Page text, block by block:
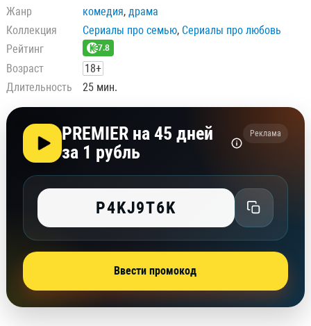
Жанр
комедия, драма
Коллекция
Сериалы про семью, Сериалы про любовь
Рейтинг
7.8
Возраст
18+
Длительность
25 мин.
PREMIER на 45 дней
за 1 рубль
Реклама
P4KJ9T6K
Ввести промокод